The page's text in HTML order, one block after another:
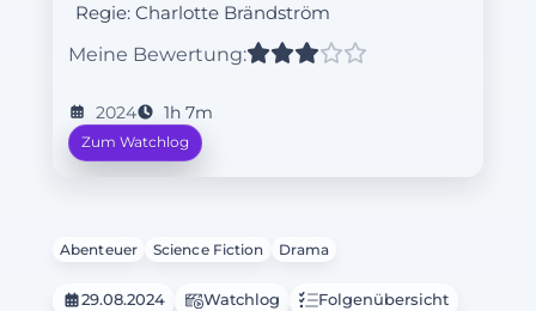
Regie: Charlotte Brändström
Meine Bewertung:
2024 1h 7m
Zum Watchlog
Abenteuer Science Fiction Drama
29.08.2024 Watchlog Folgenübersicht